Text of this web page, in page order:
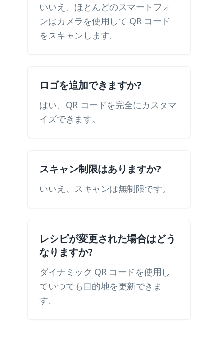
いいえ、ほとんどのスマートフォ
ンはカメラを使用して QR コード
をスキャンします。
ロゴを追加できますか?
はい、QR コードを完全にカスタマ
イズできます。
スキャン制限はありますか?
いいえ、スキャンは無制限です。
レシピが変更された場合はどう
なりますか?
ダイナミック QR コードを使用し
ていつでも目的地を更新できま
す。